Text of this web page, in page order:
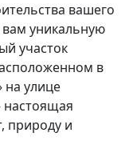
вашего
уникальную
участок
в
на улице
настоящая
природу и